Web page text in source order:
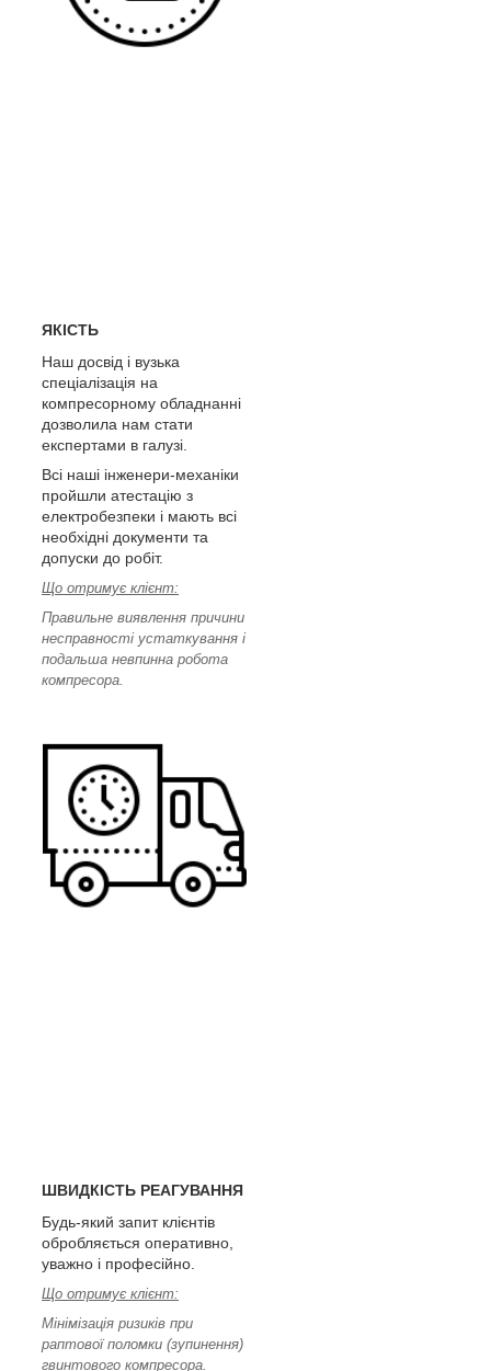
ЯКІСТЬ
Наш досвід і вузька
спеціалізація на
компресорному обладнанні
дозволила нам стати
експертами в галузі.
Всі наші інженери-механіки
пройшли атестацію з
електробезпеки і мають всі
необхідні документи та
допуски до робіт.
Що отримує клієнт:
Правильне виявлення причини
несправності устаткування і
подальша невпинна робота
компресора.
ШВИДКІСТЬ РЕАГУВАННЯ
Будь-який запит клієнтів
обробляється оперативно,
уважно і професійно.
Що отримує клієнт:
Мінімізація ризиків при
раптової поломки (зупинення)
гвинтового компресора.